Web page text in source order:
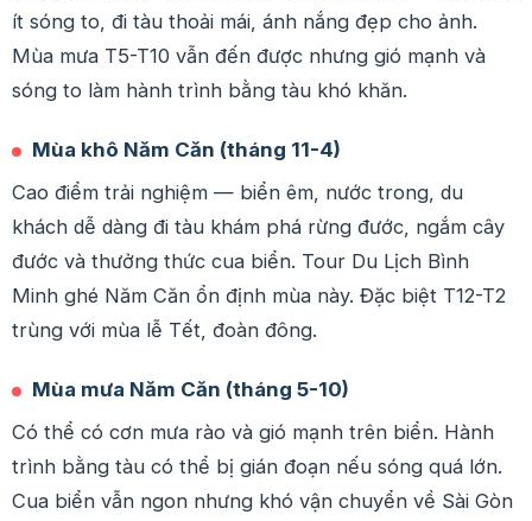
ít sóng to, đi tàu thoải mái, ánh nắng đẹp cho ảnh.
Mùa mưa T5-T10 vẫn đến được nhưng gió mạnh và
sóng to làm hành trình bằng tàu khó khăn.
Mùa khô Năm Căn (tháng 11-4)
Cao điểm trải nghiệm — biển êm, nước trong, du
khách dễ dàng đi tàu khám phá rừng đước, ngắm cây
đước và thưởng thức cua biển. Tour Du Lịch Bình
Minh ghé Năm Căn ổn định mùa này. Đặc biệt T12-T2
trùng với mùa lễ Tết, đoàn đông.
Mùa mưa Năm Căn (tháng 5-10)
Có thể có cơn mưa rào và gió mạnh trên biển. Hành
trình bằng tàu có thể bị gián đoạn nếu sóng quá lớn.
Cua biển vẫn ngon nhưng khó vận chuyển về Sài Gòn